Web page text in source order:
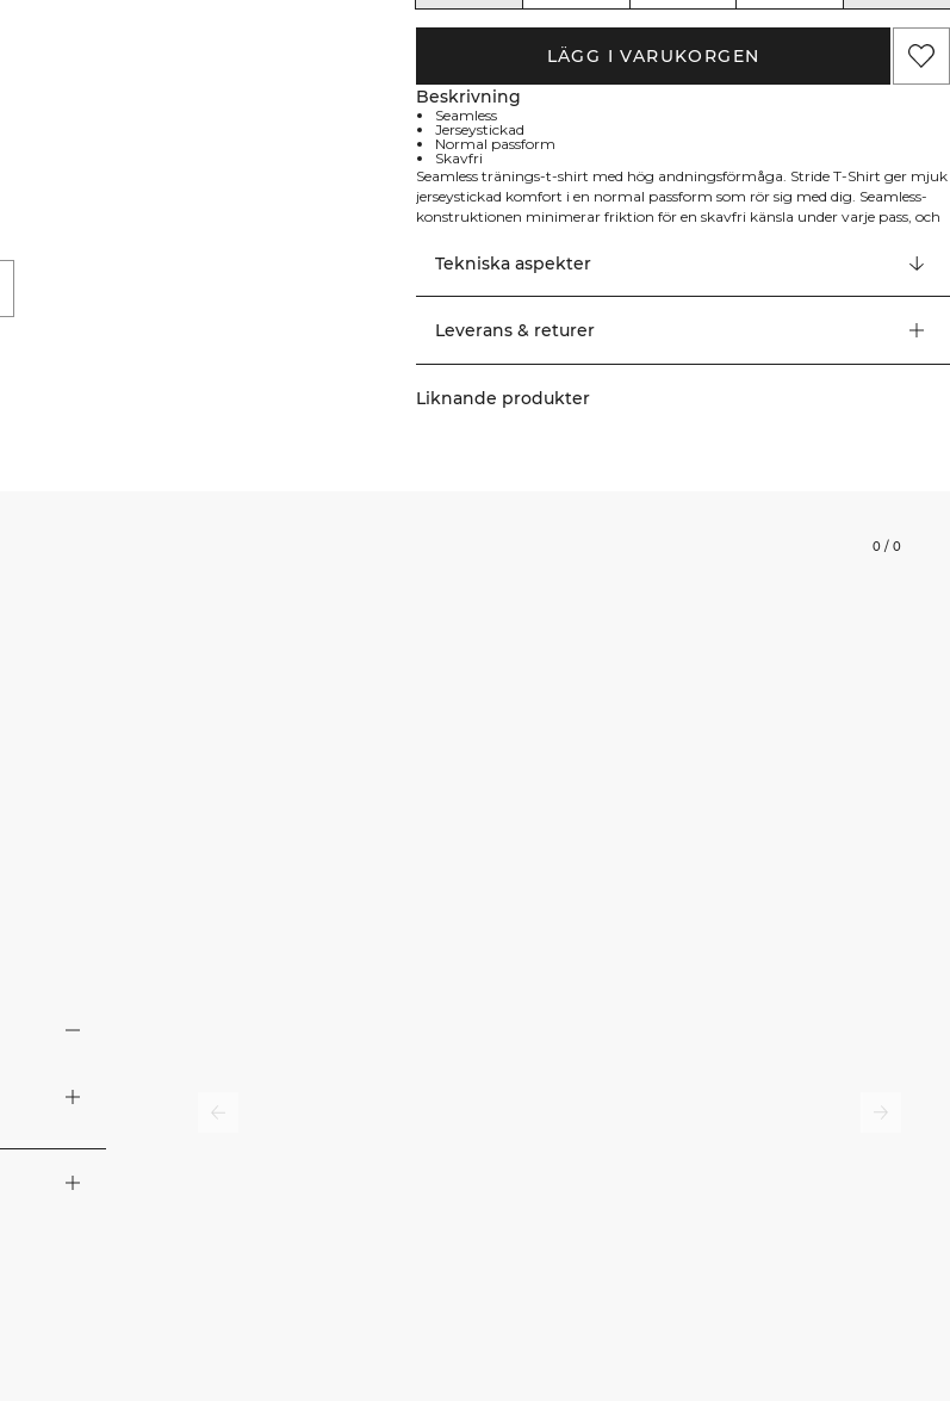
LÄGG I VARUKORGEN
Beskrivning
Seamless
Jerseystickad
Normal passform
Skavfri
Seamless tränings-t-shirt med hög andningsförmåga. Stride T-Shirt ger mjuk
jerseystickad komfort i en normal passform som rör sig med dig. Seamless-
konstruktionen minimerar friktion för en skavfri känsla under varje pass, och
Polyamid, 8% Elastan.
Tekniska aspekter
Leverans & returer
Liknande produkter
0/ 0